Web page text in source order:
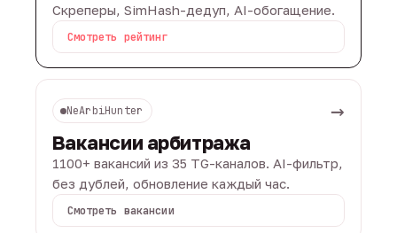
Скреперы, SimHash-дедуп, AI-обогащение.
Смотреть рейтинг
NeArbiHunter →
Вакансии арбитража
1100+ вакансий из 35 TG-каналов. AI-фильтр,
без дублей, обновление каждый час.
Смотреть вакансии